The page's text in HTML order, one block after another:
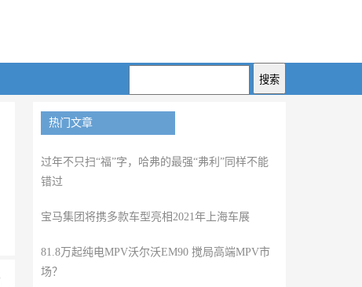
热门文章
过年不只扫“福”字，哈弗的最强“弗利”同样不能
错过
宝马集团将携多款车型亮相2021年上海车展
81.8万起纯电MPV沃尔沃EM90 搅局高端MPV市
场？